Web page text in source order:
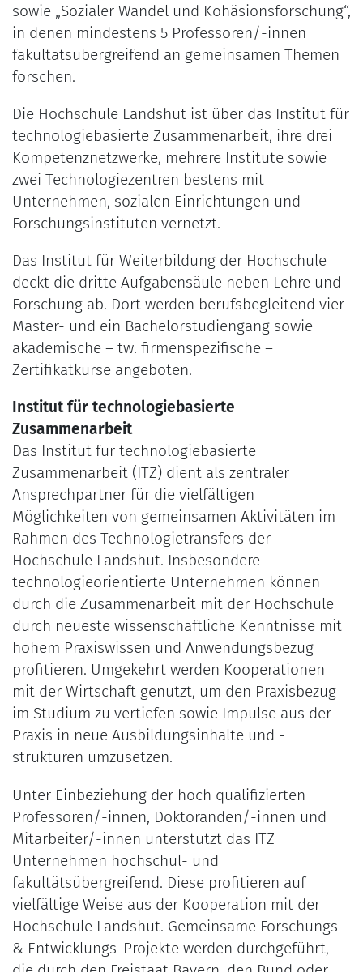
sowie „Sozialer Wandel und Kohäsionsforschung“,
in denen mindestens 5 Professoren/-innen
fakultätsübergreifend an gemeinsamen Themen
forschen.
Die Hochschule Landshut ist über das Institut für
technologiebasierte Zusammenarbeit, ihre drei
Kompetenznetzwerke, mehrere Institute sowie
zwei Technologiezentren bestens mit
Unternehmen, sozialen Einrichtungen und
Forschungsinstituten vernetzt.
Das Institut für Weiterbildung der Hochschule
deckt die dritte Aufgabensäule neben Lehre und
Forschung ab. Dort werden berufsbegleitend vier
Master- und ein Bachelorstudiengang sowie
akademische – tw. firmenspezifische –
Zertifikatkurse angeboten.
Institut für technologiebasierte
Zusammenarbeit
Das Institut für technologiebasierte
Zusammenarbeit (ITZ) dient als zentraler
Ansprechpartner für die vielfältigen
Möglichkeiten von gemeinsamen Aktivitäten im
Rahmen des Technologietransfers der
Hochschule Landshut. Insbesondere
technologieorientierte Unternehmen können
durch die Zusammenarbeit mit der Hochschule
durch neueste wissenschaftliche Kenntnisse mit
hohem Praxiswissen und Anwendungsbezug
profitieren. Umgekehrt werden Kooperationen
mit der Wirtschaft genutzt, um den Praxisbezug
im Studium zu vertiefen sowie Impulse aus der
Praxis in neue Ausbildungsinhalte und -
strukturen umzusetzen.
Unter Einbeziehung der hoch qualifizierten
Professoren/-innen, Doktoranden/-innen und
Mitarbeiter/-innen unterstützt das ITZ
Unternehmen hochschul- und
fakultätsübergreifend. Diese profitieren auf
vielfältige Weise aus der Kooperation mit der
Hochschule Landshut. Gemeinsame Forschungs-
& Entwicklungs-Projekte werden durchgeführt,